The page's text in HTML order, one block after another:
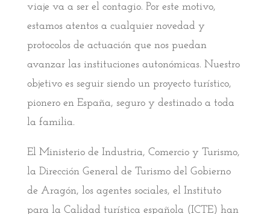
viaje va a ser el contagio. Por este motivo,
estamos atentos a cualquier novedad y
protocolos de actuación que nos puedan
avanzar las instituciones autonómicas. Nuestro
objetivo es seguir siendo un proyecto turístico,
pionero en España, seguro y destinado a toda
la familia.
El Ministerio de Industria, Comercio y Turismo,
la Dirección General de Turismo del Gobierno
de Aragón, los agentes sociales, el Instituto
para la Calidad turística española (ICTE) han